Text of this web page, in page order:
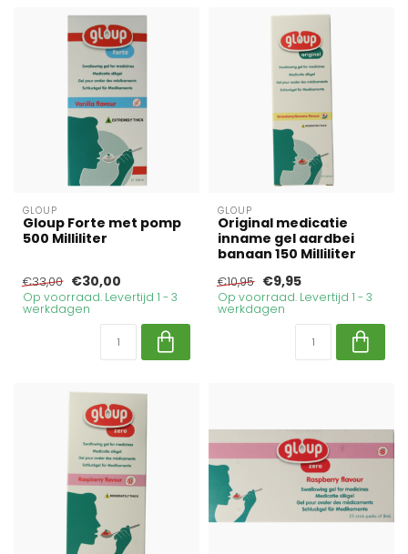
GLOUP
Gloup Forte met pomp
500 Milliliter
€33,00 €30,00
Op voorraad. Levertijd 1 - 3
werkdagen
GLOUP
Original medicatie
inname gel aardbei
banaan 150 Milliliter
€10,95 €9,95
Op voorraad. Levertijd 1 - 3
werkdagen